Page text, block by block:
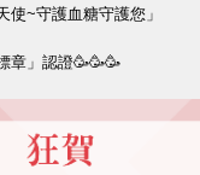
使~守護血糖守護您」
章」認證🥳🥳🥳